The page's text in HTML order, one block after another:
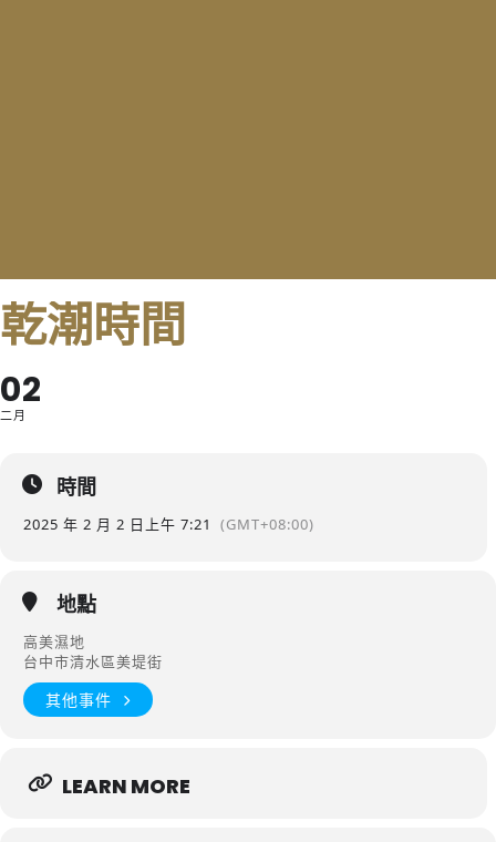
乾潮時間
02
二月
時間
2025 年 2 月 2 日 上午 7:21 (GMT+08:00)
地點
高美濕地
台中市清水區美堤街
其他事件
LEARN MORE